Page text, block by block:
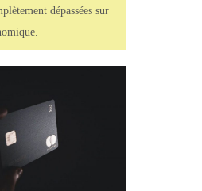
dépassées sur